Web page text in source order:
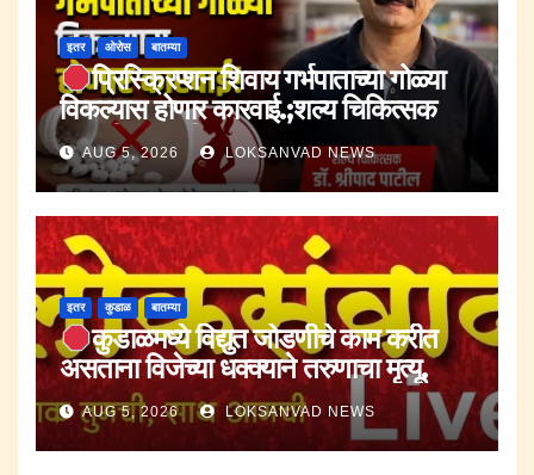
इतर ओरोस बातम्या
प्रिस्क्रिप्शन शिवाय गर्भपाताच्या गोळ्या
विकल्यास होणार कारवाई.;शल्य चिकित्सक
डॉ.श्रीपाद पाटील.
AUG 5, 2026 LOKSANVAD NEWS
इतर कुडाळ बातम्या
कुडाळमध्ये विद्युत जोडणीचे काम करीत
असताना विजेच्या धक्क्याने तरुणाचा मृत्यू.
AUG 5, 2026 LOKSANVAD NEWS